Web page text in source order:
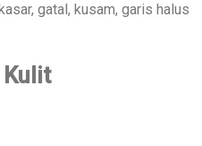
gatal, kusam, garis halus